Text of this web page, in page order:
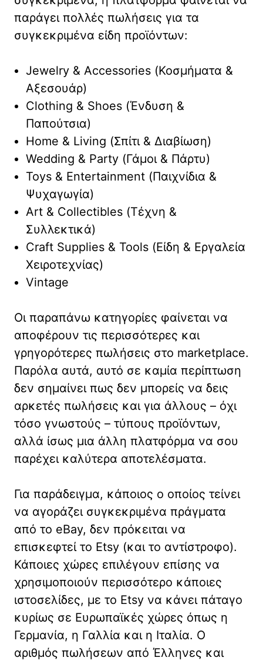
παράγει πολλές πωλήσεις για τα
συγκεκριμένα είδη προϊόντων:
Jewelry & Accessories (Κοσμήματα &
Αξεσουάρ)
Clothing & Shoes (Ένδυση &
Παπούτσια)
Home & Living (Σπίτι & Διαβίωση)
Wedding & Party (Γάμοι & Πάρτυ)
Toys & Entertainment (Παιχνίδια &
Ψυχαγωγία)
Art & Collectibles (Τέχνη &
Συλλεκτικά)
Craft Supplies & Tools (Είδη & Εργαλεία
Χειροτεχνίας)
Vintage
Οι παραπάνω κατηγορίες φαίνεται να
αποφέρουν τις περισσότερες και
γρηγορότερες πωλήσεις στο marketplace.
Παρόλα αυτά, αυτό σε καμία περίπτωση
δεν σημαίνει πως δεν μπορείς να δεις
αρκετές πωλήσεις και για άλλους – όχι
τόσο γνωστούς – τύπους προϊόντων,
αλλά ίσως μια άλλη πλατφόρμα να σου
παρέχει καλύτερα αποτελέσματα.
Για παράδειγμα, κάποιος ο οποίος τείνει
να αγοράζει συγκεκριμένα πράγματα
από το eBay, δεν πρόκειται να
επισκεφτεί το Etsy (και το αντίστροφο).
Κάποιες χώρες επιλέγουν επίσης να
χρησιμοποιούν περισσότερο κάποιες
ιστοσελίδες, με το Etsy να κάνει πάταγο
κυρίως σε Ευρωπαϊκές χώρες όπως η
Γερμανία, η Γαλλία και η Ιταλία. Ο
αριθμός πωλήσεων από Έλληνες και